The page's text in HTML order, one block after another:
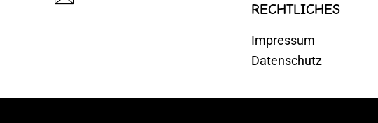
RECHTLICHES
Impressum
Datenschutz